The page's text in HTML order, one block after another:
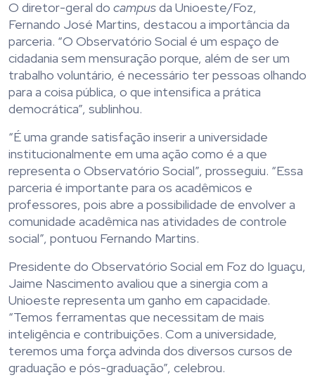
O diretor-geral do campusda Unioeste/Foz,
Fernando José Martins, destacou a importância da
parceria. “O Observatório Social é um espaço de
cidadania sem mensuração porque, além de ser um
trabalho voluntário, é necessário ter pessoas olhando
para a coisa pública, o que intensifica a prática
democrática”, sublinhou.
“É uma grande satisfação inserir a universidade
institucionalmente em uma ação como é a que
representa o Observatório Social”, prosseguiu. “Essa
parceria é importante para os acadêmicos e
professores, pois abre a possibilidade de envolver a
comunidade acadêmica nas atividades de controle
social”, pontuou Fernando Martins.
Presidente do Observatório Social em Foz do Iguaçu,
Jaime Nascimento avaliou que a sinergia com a
Unioeste representa um ganho em capacidade.
“Temos ferramentas que necessitam de mais
inteligência e contribuições. Com a universidade,
teremos uma força advinda dos diversos cursos de
graduação e pós-graduação”, celebrou.